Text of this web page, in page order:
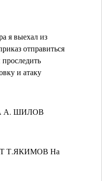
я выехал из
отправиться
и атаку
А. ШИЛОВ
Т.ЯКИМОВ На